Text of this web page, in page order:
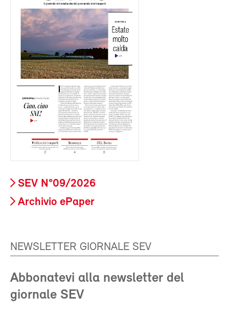
SEV N°09/2026
Archivio ePaper
NEWSLETTER GIORNALE SEV
Abbonatevi alla newsletter del
giornale SEV